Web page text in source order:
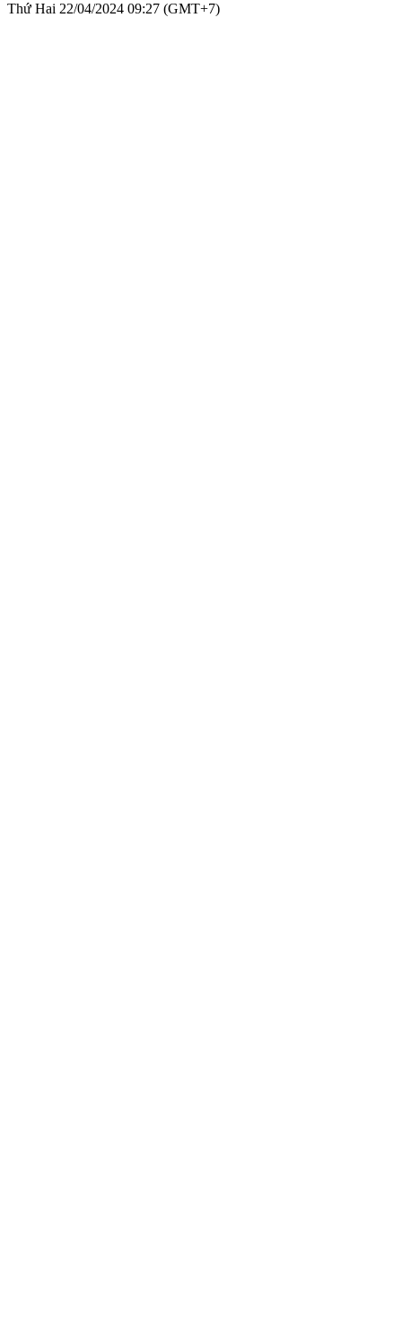
Thứ Hai 22/04/2024 09:27 (GMT+7)